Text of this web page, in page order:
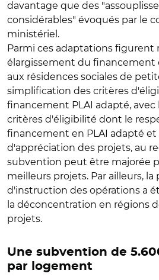
davantage que des
considérables" évoqués par le
ministériel.
Parmi ces adaptations
élargissement du financement
aux résidences sociales de
simplification des critères
financement PLAI adapté,
critères d'éligibilité dont le
financement en PLAI adapté et
d'appréciation des projets, au
subvention peut être majorée
meilleurs projets. Par ailleurs, la
d'instruction des opérations a
la déconcentration en régions
projets.
Une subvention de
par logement